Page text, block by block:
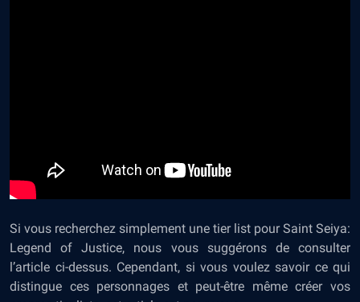
Si vous recherchez simplement une tier list pour Saint Seiya:
Legend of Justice, nous vous suggérons de consulter
l’article ci-dessus. Cependant, si vous voulez savoir ce qui
distingue ces personnages et peut-être même créer vos